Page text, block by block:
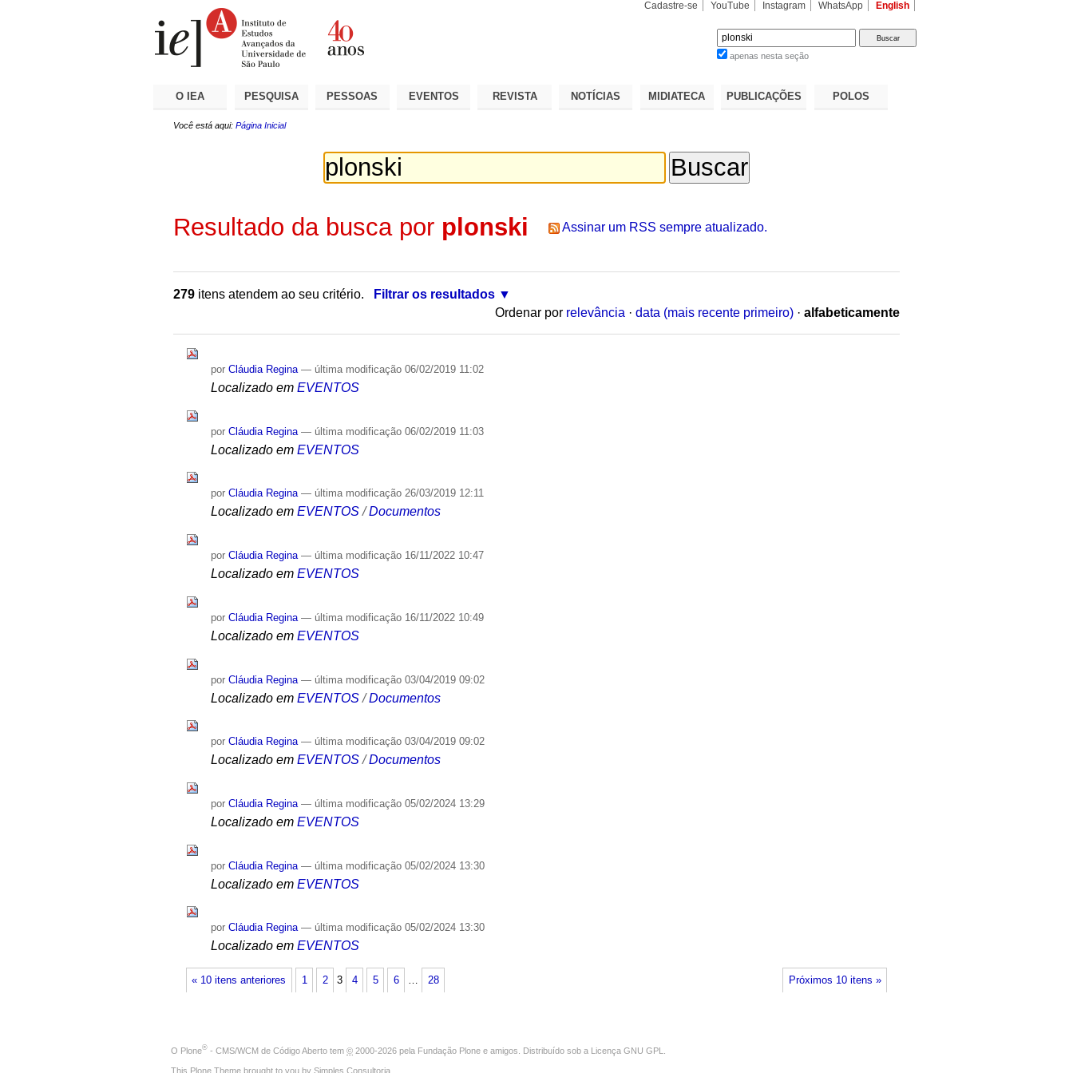
Cadastre-se YouTube Instagram WhatsApp English
apenas nesta seção
O IEA PESQUISA PESSOAS EVENTOS REVISTA NOTÍCIAS MIDIATECA PUBLICAÇÕES POLOS
Você está aqui: Página Inicial
Resultado da busca por plonski Assinar um RSS sempre atualizado.
279 itens atendem ao seu critério.
Filtrar os resultados
Ordenar por relevância · data (mais recente primeiro) · alfabeticamente
porCláudia Regina — última modificação 06/02/2019 11:02
Localizado em EVENTOS
porCláudia Regina — última modificação 06/02/2019 11:03
Localizado em EVENTOS
porCláudia Regina — última modificação 26/03/2019 12:11
Localizado em EVENTOS /Documentos
porCláudia Regina — última modificação 16/11/2022 10:47
Localizado em EVENTOS
porCláudia Regina — última modificação 16/11/2022 10:49
Localizado em EVENTOS
porCláudia Regina — última modificação 03/04/2019 09:02
Localizado em EVENTOS /Documentos
porCláudia Regina — última modificação 03/04/2019 09:02
Localizado em EVENTOS /Documentos
porCláudia Regina — última modificação 05/02/2024 13:29
Localizado em EVENTOS
porCláudia Regina — última modificação 05/02/2024 13:30
Localizado em EVENTOS
porCláudia Regina — última modificação 05/02/2024 13:30
Localizado em EVENTOS
« 10 itens anteriores Próximos 10 itens »
1 2 3 4 5 6 28
O Plone® - CMS/WCM de Código Aberto tem © 2000-2026 pela Fundação Plone e amigos. Distribuído sob a Licença GNU GPL
This Plone Theme brought to you by Simples Consultoria